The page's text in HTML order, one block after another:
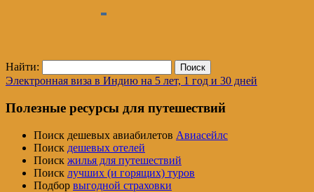
Найти:
Электронная виза в Индию на 5 лет, 1 год и 30 дней
Полезные ресурсы для путешествий
Поиск дешевых авиабилетов Авиасейлс
Поиск дешевых отелей
Поиск жилья для путешествий
Поиск лучших (и горящих) туров
Подбор выгодной страховки